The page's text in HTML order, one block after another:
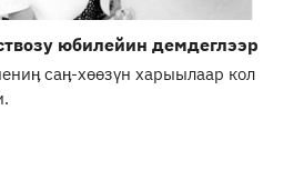
юбилейин демдеглээр
саӊ-хөөзүн харыылаар кол